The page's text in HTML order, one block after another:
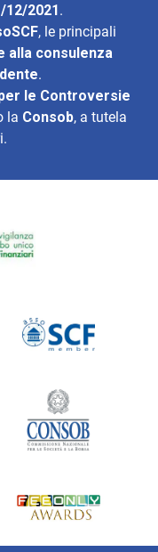
12/2021.
, le principali
alla consulenza
.
le Controversie
la Consob, a tutela